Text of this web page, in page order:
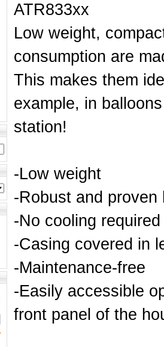
ATR833xx
Low weight,
consumption are
This makes them
example, in
station!
-Low weight
-Robust and proven
-No cooling required
-Casing covered in
-Maintenance-free
-Easily accessible
front panel of the